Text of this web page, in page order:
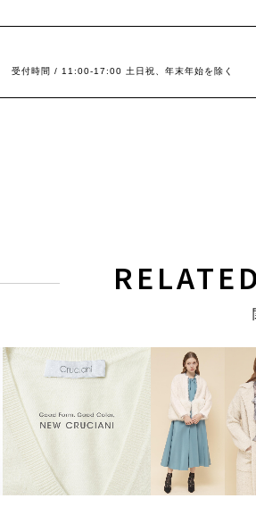
受付時間 / 11:00-17:00 土日祝、年末年始を除く